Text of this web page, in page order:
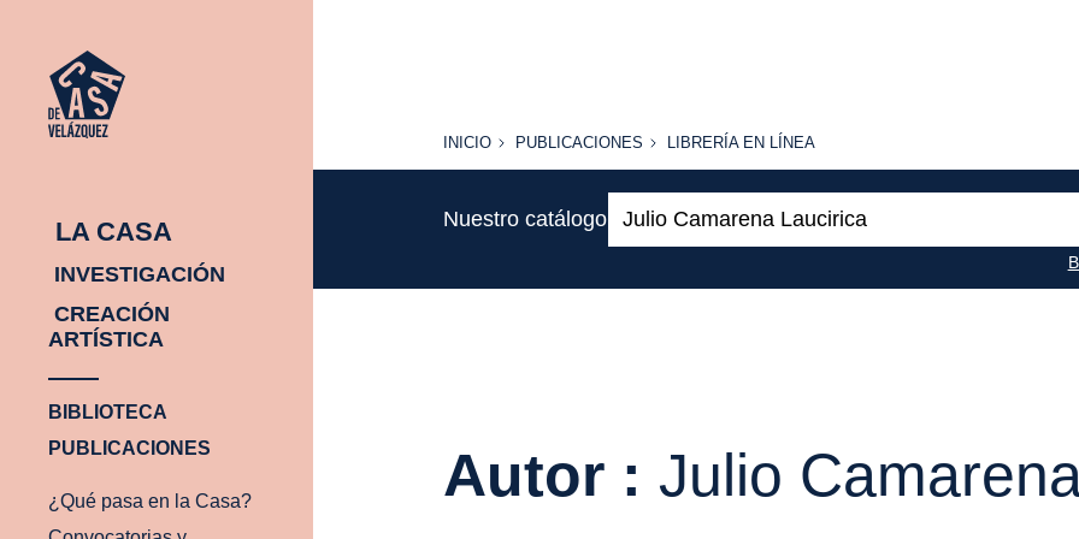
LA CASA
INVESTIGACIÓN
CREACIÓN
ARTÍSTICA
BIBLIOTECA
PUBLICACIONES
¿Qué pasa en la Casa?
INICIO
INICIO PUBLICACIONES
PUBLICACIONES
LIBRERÍA
LÍNEA
LIBRERÍA EN LÍNEA
Nuestro catálogo
Autor : Julio